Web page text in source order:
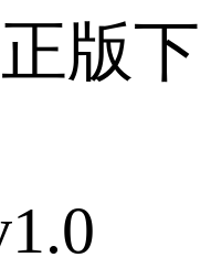
版下